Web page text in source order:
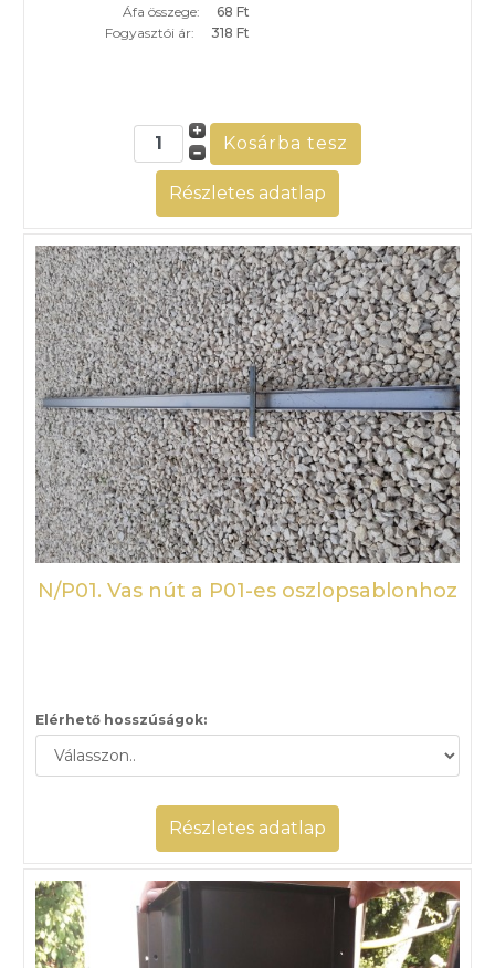
Áfa összege:
68 Ft
Fogyasztói ár:
318 Ft
Részletes adatlap
N/P01. Vas nút a P01-es oszlopsablonhoz
Elérhető hosszúságok:
Részletes adatlap